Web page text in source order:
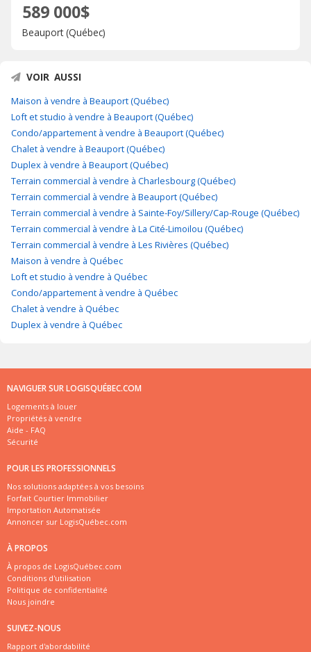
589 000$
Beauport (Québec)
VOIR AUSSI
Maison à vendre à Beauport (Québec)
Loft et studio à vendre à Beauport (Québec)
Condo/appartement à vendre à Beauport (Québec)
Chalet à vendre à Beauport (Québec)
Duplex à vendre à Beauport (Québec)
Terrain commercial à vendre à Charlesbourg (Québec)
Terrain commercial à vendre à Beauport (Québec)
Terrain commercial à vendre à Sainte-Foy/Sillery/Cap-Rouge (Québec)
Terrain commercial à vendre à La Cité-Limoilou (Québec)
Terrain commercial à vendre à Les Rivières (Québec)
Maison à vendre à Québec
Loft et studio à vendre à Québec
Condo/appartement à vendre à Québec
Chalet à vendre à Québec
Duplex à vendre à Québec
NAVIGUER SUR LOGISQUÉBEC.COM
Logements à louer
Propriétés à vendre
Aide - FAQ
Sécurité
POUR LES PROFESSIONNELS
Nos solutions adaptées à vos besoins
Forfait Courtier Immobilier
Importation Automatisée
Annoncer sur LogisQuébec.com
À PROPOS
À propos de LogisQuébec.com
Conditions d'utilisation
Politique de confidentialité
Nous joindre
SUIVEZ-NOUS
Rapport d'abordabilité